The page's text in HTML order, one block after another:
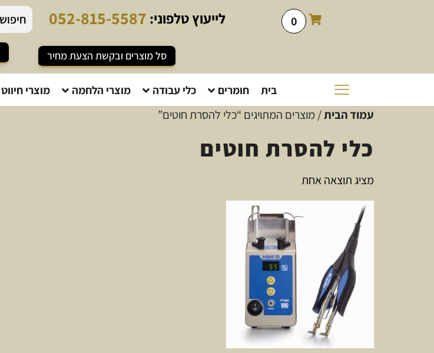
0 לייעוץטלפוני: 052-815-5587
סל מוצרים ובקשת הצעת מחיר
בית חומרים כלי עבודה מוצרי הלחמה מוצרי חיווט
עמוד הבית/ מוצרים המתויגים “כלי להסרת חוטים”
כלי להסרת חוטים
מציג תוצאה אחת